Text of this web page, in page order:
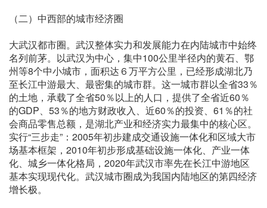
（二）中西部的城市经济圈
大武汉都市圈。武汉整体实力和发展能力在内陆城市中始终
名列前茅。以武汉为中心，集中100公里半径内的黄石、鄂
州等8个中小城市，面积达６万平方公里，已经形成湖北乃
至长江中游最大、最密集的城市群。这一城市群以全省33％
的土地，承载了全省50％以上的人口，提供了全省近60％
的GDP、53％的地方财政收入、近60％的投资、61％的社
会商品零售总额，是湖北产业和经济实力最集中的核心区。
实行“三步走”：2005年初步建成交通设施一体化和区域大市
场基本框架，2010年初步形成基础设施一体化、产业一体
化、城乡一体化格局，2020年武汉市率先在长江中游地区
基本实现现代化。武汉城市圈成为我国内陆地区的第四经济
增长极。